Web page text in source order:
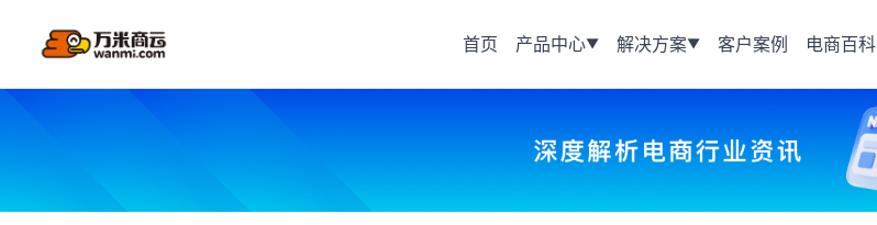
首页 产品中心▼ 解决方案▼ 客户案例 电商百科